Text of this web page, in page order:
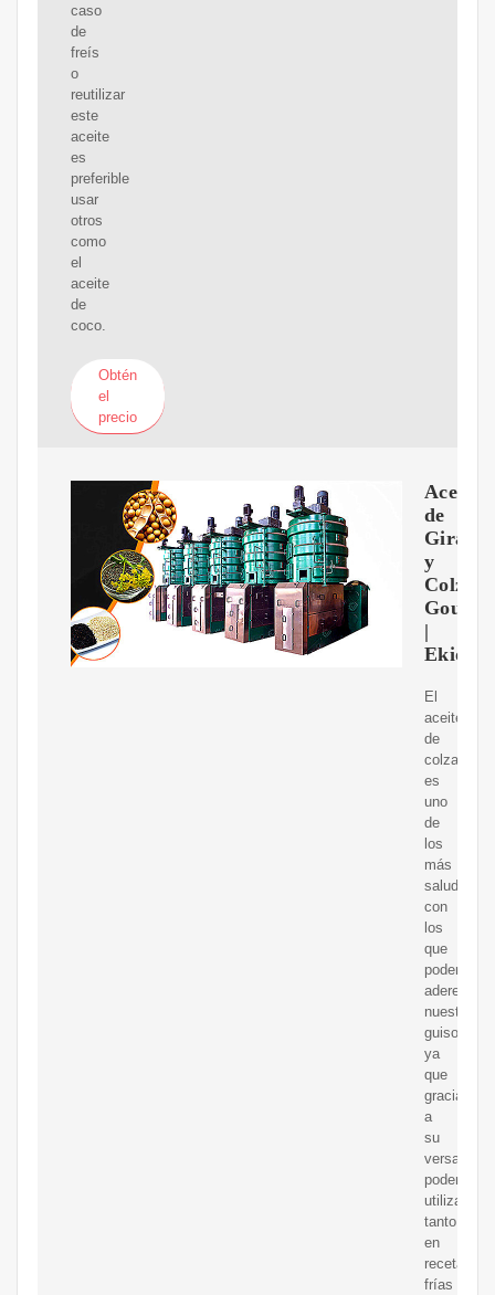
caso
de
freís
o
reutilizar
este
aceite
es
preferible
usar
otros
como
el
aceite
de
coco.
Obtén
el
precio
Aceite
de
Girasol
y
Colza
|
Ekiolio
El
aceite
de
colza
es
uno
de
los
más
saludables
con
los
que
podemos
aderezar
nuestros
guisos,
ya
que
gracias
a
su
podemos
utilizarlo
tanto
en
recetas
frías